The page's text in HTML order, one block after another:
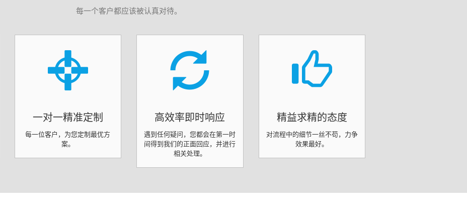
每一个客户都应该被认真对待。
一对一精准定制
每一位客户，为您定制最优方
案。
高效率即时响应
遇到任何疑问，您都会在第一时
间得到我们的正面回应，并进行
相关处理。
精益求精的态度
对流程中的细节一丝不苟，力争
效果最好。